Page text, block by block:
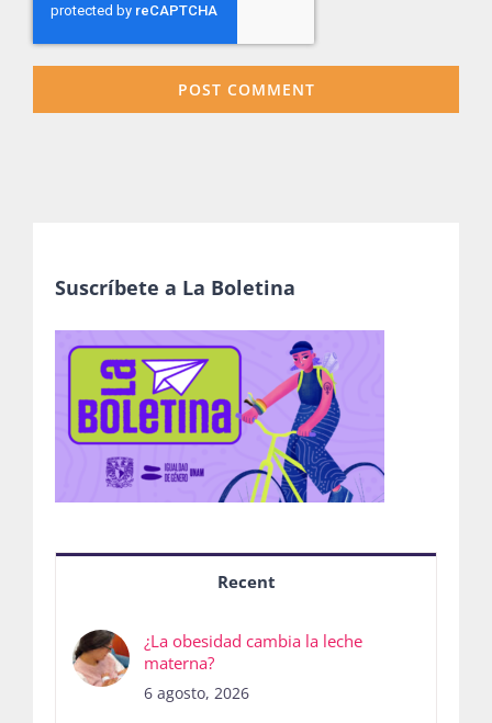
Suscríbete a La Boletina
Recent
¿La obesidad cambia la leche
materna?
6 agosto, 2026